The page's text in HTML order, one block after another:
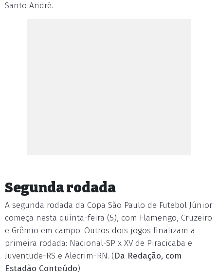
Santo André.
Segunda rodada
A segunda rodada da Copa São Paulo de Futebol Júnior
começa nesta quinta-feira (5), com Flamengo, Cruzeiro
e Grêmio em campo. Outros dois jogos finalizam a
primeira rodada: Nacional-SP x XV de Piracicaba e
Juventude-RS e Alecrim-RN. (Da Redação, com
Estadão Conteúdo)